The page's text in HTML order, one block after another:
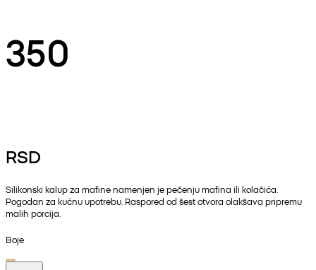
350
RSD
Silikonski kalup za mafine namenjen je pečenju mafina ili kolačića.
Pogodan za kućnu upotrebu. Raspored od šest otvora olakšava pripremu
malih porcija.
Boje